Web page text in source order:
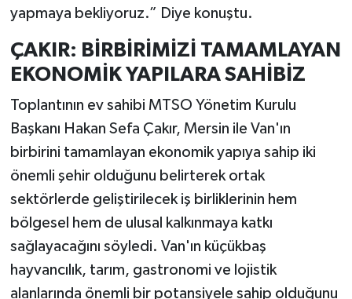
yapmaya bekliyoruz.” Diye konuştu.
ÇAKIR: BİRBİRİMİZİ TAMAMLAYAN
EKONOMİK YAPILARA SAHİBİZ
Toplantının ev sahibi MTSO Yönetim Kurulu
Başkanı Hakan Sefa Çakır, Mersin ile Van'ın
birbirini tamamlayan ekonomik yapıya sahip iki
önemli şehir olduğunu belirterek ortak
sektörlerde geliştirilecek iş birliklerinin hem
bölgesel hem de ulusal kalkınmaya katkı
sağlayacağını söyledi. Van'ın küçükbaş
hayvancılık, tarım, gastronomi ve lojistik
alanlarında önemli bir potansiyele sahip olduğunu